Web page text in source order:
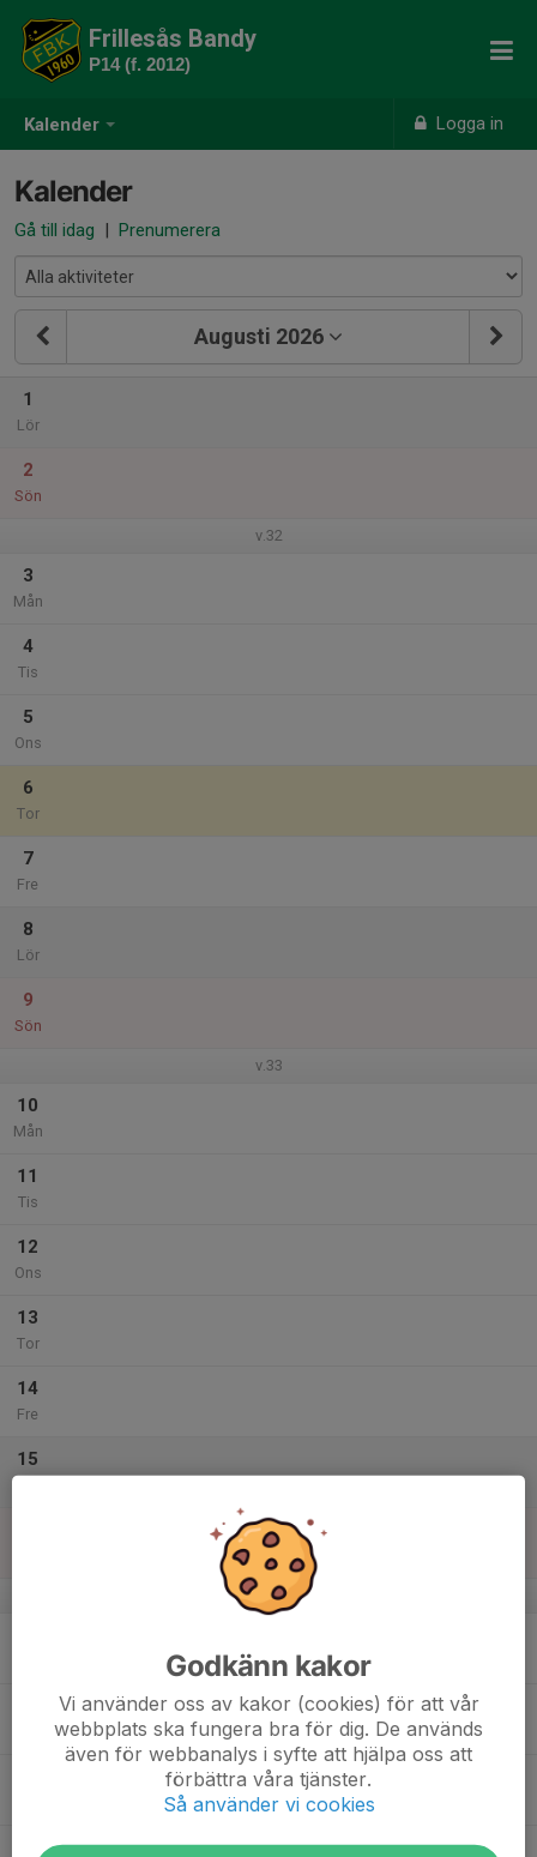
Kalender Logga in
Frillesås Bandy
P14 (f. 2012)
Kalender
Gå till idag | Prenumerera
Augusti 2026
1
Lör
2
Sön
v.32
3
Mån
4
Tis
5
Ons
6
Tor
7
Fre
8
Lör
9
Sön
v.33
10
Mån
11
Tis
12
Ons
13
Tor
14
Fre
15
v.34
Godkänn kakor
Vi använder oss av kakor (cookies) för att vår
webbplats ska fungera bra för dig. De används
även för webbanalys i syfte att hjälpa oss att
förbättra våra tjänster.
Så använder vi cookies